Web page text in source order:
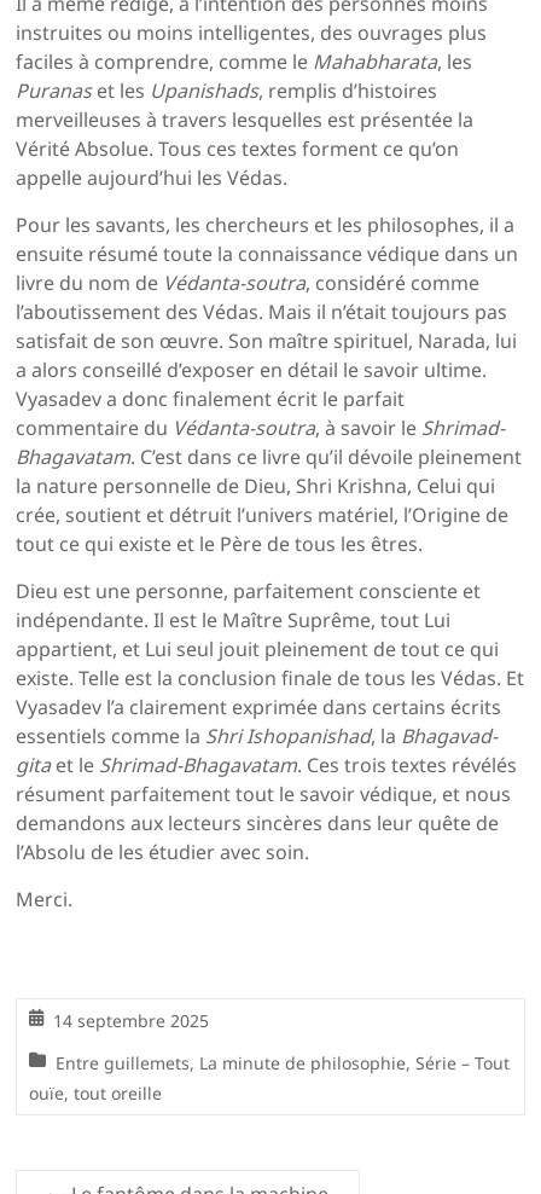
ins­truites ou moins intelligentes, des ouvrages plus
faciles à comprendre, comme le Mahabharata, les
Puranaset les Upanishads, remplis d’histoires
merveilleuses à travers lesquelles est présentée la
Vérité Absolue. Tous ces textes forment ce qu’on
appelle aujourd’hui les Védas.
Pour les savants, les chercheurs et les philosophes, il a
ensuite résumé toute la connaissance védique dans un
livre du nom de Védanta-soutra, considéré comme
l’abou­tissement des Védas. Mais il n’était toujours pas
satisfait de son œuvre. Son maître spirituel, Narada, lui
a alors conseillé d’exposer en détail le savoir ultime.
Vyasadev a donc fina­lement écrit le parfait
commentaire du Védanta-soutra, à savoir le Shrimad-
Bhagavatam. C’est dans ce livre qu’il dévoile pleinement
la nature personnelle de Dieu, Shri Krishna, Celui qui
crée, soutient et détruit l’univers matériel, l’Origine de
tout ce qui existe et le Père de tous les êtres.
Dieu est une personne, parfaitement consciente et
indé­pendante. Il est le Maître Suprême, tout Lui
appartient, et Lui seul jouit pleinement de tout ce qui
existe. Telle est la conclusion finale de tous les Védas. Et
Vyasadev l’a clairement exprimée dans certains écrits
essentiels comme la Shri Ishopanishad, la Bhagavad-
gitaet le Shrimad-Bhagavatam. Ces trois textes révélés
résument parfaitement tout le savoir védique, et nous
demandons aux lecteurs sincères dans leur quête de
l’Absolu de les étudier avec soin.
Merci.
14 septembre 2025
Entre guillemets, La minute de philosophie,Série – Tout
ouïe, tout oreille